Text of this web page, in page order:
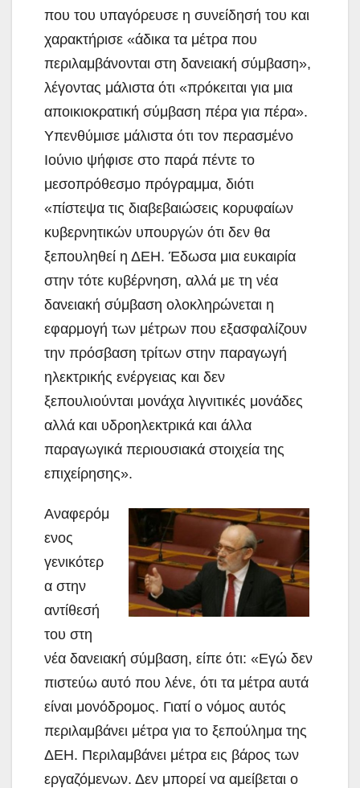
που του υπαγόρευσε η συνείδησή του και
χαρακτήρισε «άδικα τα μέτρα που
περιλαμβάνονται στη δανειακή σύμβαση»,
λέγοντας μάλιστα ότι «πρόκειται για μια
αποικιοκρατική σύμβαση πέρα για πέρα».
Υπενθύμισε μάλιστα ότι τον περασμένο
Ιούνιο ψήφισε στο παρά πέντε το
μεσοπρόθεσμο πρόγραμμα, διότι
«πίστεψα τις διαβεβαιώσεις κορυφαίων
κυβερνητικών υπουργών ότι δεν θα
ξεπουληθεί η ΔΕΗ. Έδωσα μια ευκαιρία
στην τότε κυβέρνηση, αλλά με τη νέα
δανειακή σύμβαση ολοκληρώνεται η
εφαρμογή των μέτρων που εξασφαλίζουν
την πρόσβαση τρίτων στην παραγωγή
ηλεκτρικής ενέργειας και δεν
ξεπουλιούνται μονάχα λιγνιτικές μονάδες
αλλά και υδροηλεκτρικά και άλλα
παραγωγικά περιουσιακά στοιχεία της
επιχείρησης».
Αναφερόμ
ενος
γενικότερ
α στην
αντίθεσή
του στη
νέα δανειακή σύμβαση, είπε ότι: «Εγώ δεν
πιστεύω αυτό που λένε, ότι τα μέτρα αυτά
είναι μονόδρομος. Γιατί ο νόμος αυτός
περιλαμβάνει μέτρα για το ξεπούλημα της
ΔΕΗ. Περιλαμβάνει μέτρα εις βάρος των
εργαζόμενων. Δεν μπορεί να αμείβεται ο